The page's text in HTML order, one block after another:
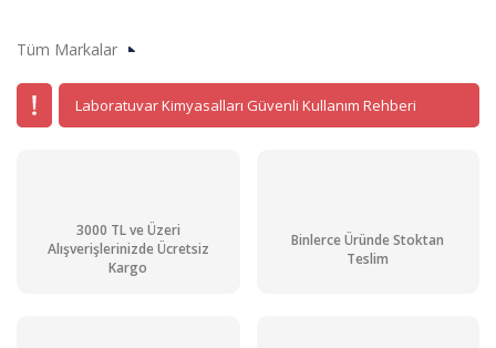
Tüm Markalar
Laboratuvar Kimyasalları Güvenli Kullanım Rehberi
3000 TL ve Üzeri
Alışverişlerinizde Ücretsiz
Kargo
Binlerce Üründe Stoktan
Teslim